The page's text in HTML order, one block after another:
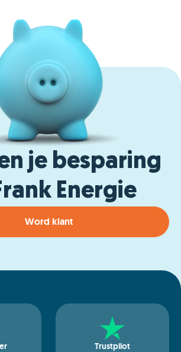
je besparing
Energie
Word klant
Trustpilot